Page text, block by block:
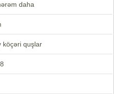
daha
köçəri quşlar